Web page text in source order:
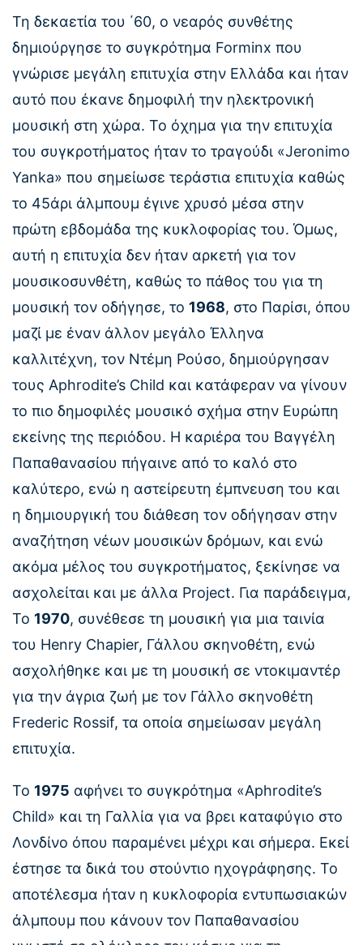
Τη δεκαετία του ΄60, ο νεαρός συνθέτης
δημιούργησε το συγκρότημα Forminx που
γνώρισε μεγάλη επιτυχία στην Ελλάδα και ήταν
αυτό που έκανε δημοφιλή την ηλεκτρονική
μουσική στη χώρα. Το όχημα για την επιτυχία
του συγκροτήματος ήταν το τραγούδι «Jeronimo
Yanka» που σημείωσε τεράστια επιτυχία καθώς
το 45άρι άλμπουμ έγινε χρυσό μέσα στην
πρώτη εβδομάδα της κυκλοφορίας του. Όμως,
αυτή η επιτυχία δεν ήταν αρκετή για τον
μουσικοσυνθέτη, καθώς το πάθος του για τη
μουσική τον οδήγησε, το 1968, στο Παρίσι, όπου
μαζί με έναν άλλον μεγάλο Έλληνα
καλλιτέχνη, τον Ντέμη Ρούσο, δημιούργησαν
τους Aphrodite’s Child και κατάφεραν να γίνουν
το πιο δημοφιλές μουσικό σχήμα στην Ευρώπη
εκείνης της περιόδου. Η καριέρα του Βαγγέλη
Παπαθανασίου πήγαινε από το καλό στο
καλύτερο, ενώ η αστείρευτη έμπνευση του και
η δημιουργική του διάθεση τον οδήγησαν στην
αναζήτηση νέων μουσικών δρόμων, και ενώ
ακόμα μέλος του συγκροτήματος, ξεκίνησε να
ασχολείται και με άλλα Project. Για παράδειγμα,
Το 1970, συνέθεσε τη μουσική για μια ταινία
του Henry Chapier, Γάλλου σκηνοθέτη, ενώ
ασχολήθηκε και με τη μουσική σε ντοκιμαντέρ
για την άγρια ζωή με τον Γάλλο σκηνοθέτη
Frederic Rossif, τα οποία σημείωσαν μεγάλη
επιτυχία.
Το 1975 αφήνει το συγκρότημα «Aphrodite’s
Child» και τη Γαλλία για να βρει καταφύγιο στο
Λονδίνο όπου παραμένει μέχρι και σήμερα. Εκεί
έστησε τα δικά του στούντιο ηχογράφησης. Το
αποτέλεσμα ήταν η κυκλοφορία εντυπωσιακών
άλμπουμ που κάνουν τον Παπαθανασίου